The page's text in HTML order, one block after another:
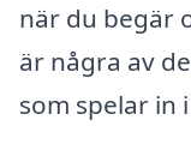
när du begär
är några av
som spelar in